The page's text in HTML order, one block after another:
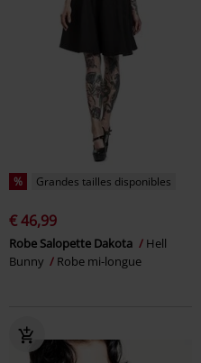
% Grandes tailles disponibles
€ 46,99
Robe Salopette Dakota
Hell
Bunny
Robe mi-longue